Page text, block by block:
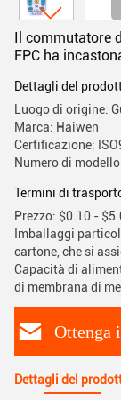
Il commutatore
FPC ha
Dettagli del
Luogo di origine:
Marca: Haiwen
Certificazione:
Numero di
Termini di
Prezzo: $0.10 -
Imballaggi
cartone, che si
Capacità di
di membrana di
Ottenga
Dettagli del